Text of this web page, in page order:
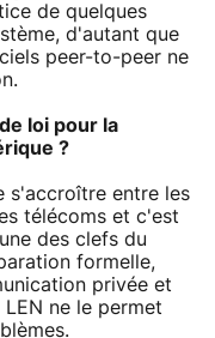
de quelques
d'autant que
peer-to-peer ne
loi pour la
?
s'accroître entre les
télécoms et c'est
des clefs du
formelle,
privée et
ne le permet